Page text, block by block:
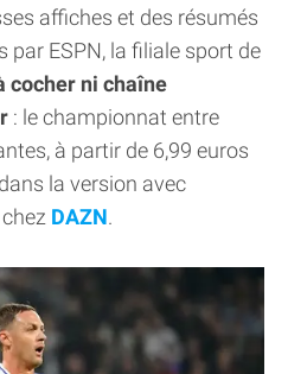
affiches et des résumés
ESPN, la filiale sport de
cocher ni chaîne
: le championnat entre
à partir de 6,99 euros
dans la version avec
DAZN.